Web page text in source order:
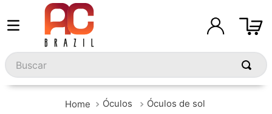
Buscar
Óculos Óculos de sol